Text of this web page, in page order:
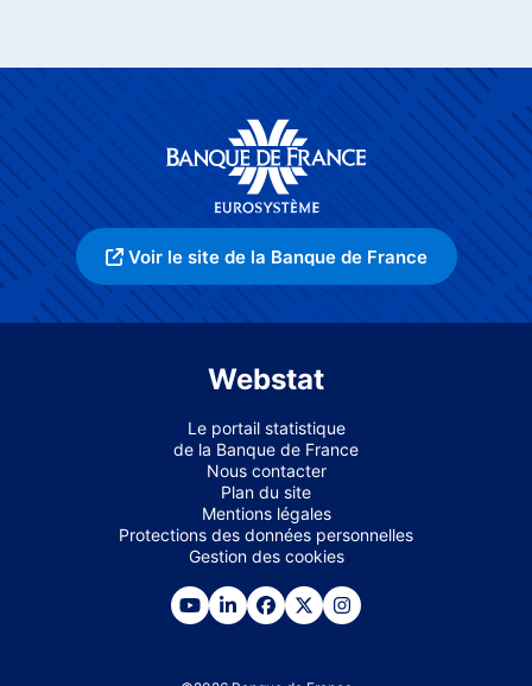
Voir le site de la Banque de France
Webstat
Le portail statistique
de la Banque de France
Nous contacter
Plan du site
Mentions légales
Protections des données personnelles
Gestion des cookies